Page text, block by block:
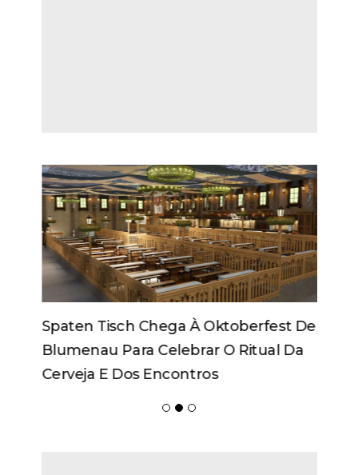
Spaten Tisch Chega À Oktoberfest De
Blumenau Para Celebrar O Ritual Da
Cerveja E Dos Encontros